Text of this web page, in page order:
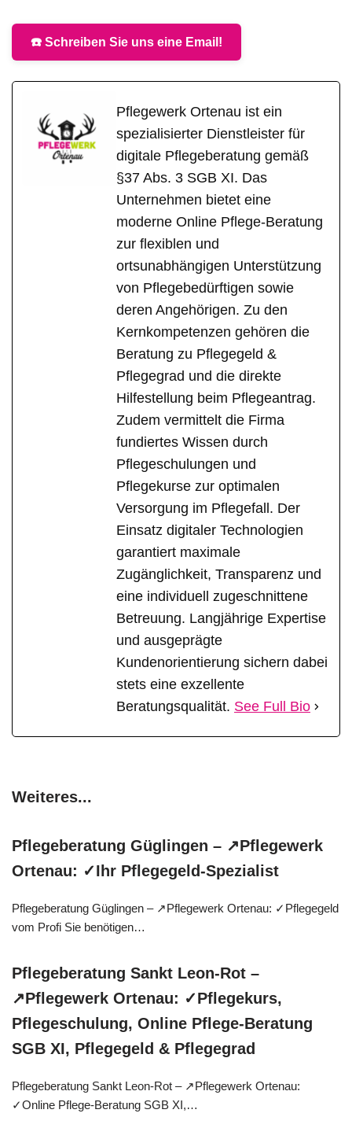
☎️ Schreiben Sie uns eine Email!
Pflegewerk Ortenau ist ein
spezialisierter Dienstleister für
digitale Pflegeberatung gemäß
§37 Abs. 3 SGB XI. Das
Unternehmen bietet eine
moderne Online Pflege-Beratung
zur flexiblen und
ortsunabhängigen Unterstützung
von Pflegebedürftigen sowie
deren Angehörigen. Zu den
Kernkompetenzen gehören die
Beratung zu Pflegegeld &
Pflegegrad und die direkte
Hilfestellung beim Pflegeantrag.
Zudem vermittelt die Firma
fundiertes Wissen durch
Pflegeschulungen und
Pflegekurse zur optimalen
Versorgung im Pflegefall. Der
Einsatz digitaler Technologien
garantiert maximale
Zugänglichkeit, Transparenz und
eine individuell zugeschnittene
Betreuung. Langjährige Expertise
und ausgeprägte
Kundenorientierung sichern dabei
stets eine exzellente
Beratungsqualität. See Full Bio
Weiteres...
Pflegeberatung Güglingen – ↗️Pflegewerk
Ortenau: ✓Ihr Pflegegeld-Spezialist
Pflegeberatung Güglingen – ↗️Pflegewerk Ortenau: ✓Pflegegeld
vom Profi Sie benötigen…
Pflegeberatung Sankt Leon-Rot –
↗️Pflegewerk Ortenau: ✓Pflegekurs,
Pflegeschulung, Online Pflege-Beratung
SGB XI, Pflegegeld & Pflegegrad
Pflegeberatung Sankt Leon-Rot – ↗️Pflegewerk Ortenau:
✓Online Pflege-Beratung SGB XI,…